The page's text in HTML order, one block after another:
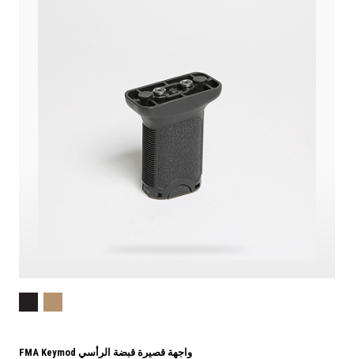
FMA Keymod واجهة قصيرة قبضة الرأسي